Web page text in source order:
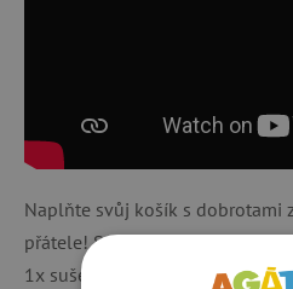
Naplňte svůj košík s dobrotami
přátele! Sada obsahuje: 1x
1x sušenku 1x slanou sušenku,